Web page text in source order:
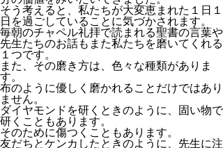
そう考えると、私たちが大変恵まれた１日１
日を過ごしていることに気づかされます。
毎朝のチャペル礼拝で読まれる聖書の言葉や
先生たちのお話もまた私たちを磨いてくれる
１つです。
また、その磨き方は、色々な種類がありま
す。
布のように優しく磨かれることだけではあり
ません。
ダイヤモンドを研くときのように、固い物で
研くこともあります。
そのために傷つくこともあります。
友だちとケンカしたときのように、先生に注